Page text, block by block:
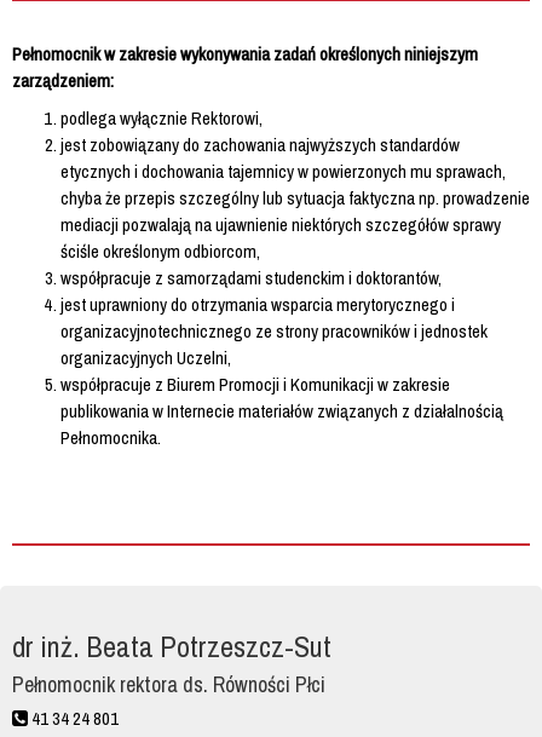
Pełnomocnik w zakresie wykonywania zadań określonych niniejszym
zarządzeniem:
podlega wyłącznie Rektorowi,
jest zobowiązany do zachowania najwyższych standardów
etycznych i dochowania tajemnicy w powierzonych mu sprawach,
chyba że przepis szczególny lub sytuacja faktyczna np. prowadzenie
mediacji pozwalają na ujawnienie niektórych szczegółów sprawy
ściśle określonym odbiorcom,
współpracuje z samorządami studenckim i doktorantów,
jest uprawniony do otrzymania wsparcia merytorycznego i
organizacyjnotechnicznego ze strony pracowników i jednostek
organizacyjnych Uczelni,
współpracuje z Biurem Promocji i Komunikacji w zakresie
publikowania w Internecie materiałów związanych z działalnością
Pełnomocnika.
dr inż. Beata Potrzeszcz-Sut
Pełnomocnik rektora ds. Równości Płci
41 34 24 801